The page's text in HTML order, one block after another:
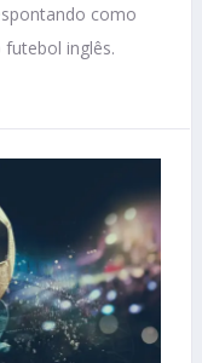
como
inglês.